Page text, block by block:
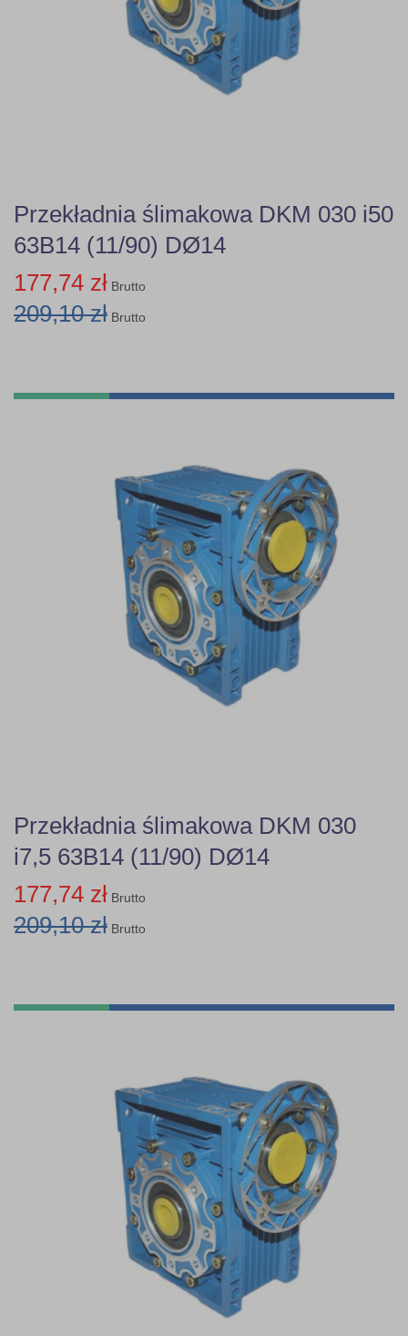
Przekładnia ślimakowa DKM 030 i50
63B14 (11/90) DØ14
177,74 zł Brutto
209,10 zł Brutto
Przekładnia ślimakowa DKM 030
i7,5 63B14 (11/90) DØ14
177,74 zł Brutto
209,10 zł Brutto